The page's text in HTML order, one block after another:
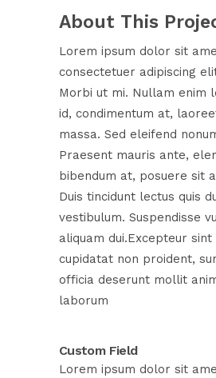
About This
Lorem ipsum dolor sit
consectetuer adipiscing
Morbi ut mi. Nullam enim
id, condimentum at,
massa. Sed eleifend
Praesent mauris ante,
bibendum at, posuere sit
Duis tincidunt lectus quis
vestibulum. Suspendisse
aliquam dui.Excepteur
cupidatat non proident,
officia deserunt mollit
laborum
Custom Field
Lorem ipsum dolor sit